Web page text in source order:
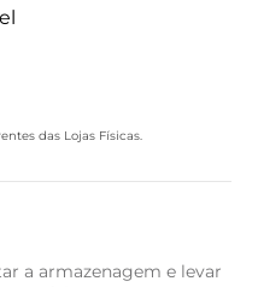
das Lojas Físicas.
a armazenagem e levar